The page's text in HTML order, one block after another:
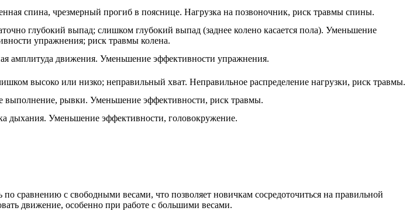
спина, чрезмерный прогиб в пояснице. Нагрузка на позвоночник, риск травмы спины.
глубокий выпад; слишком глубокий выпад (заднее колено касается пола). Уменьшение
упражнения; риск травмы колена.
амплитуда движения. Уменьшение эффективности упражнения.
высоко или низко; неправильный хват. Неправильное распределение нагрузки, риск травмы.
выполнение, рывки. Уменьшение эффективности, риск травмы.
дыхания. Уменьшение эффективности, головокружение.
сравнению с свободными весами, что позволяет новичкам сосредоточиться на правильной
движение, особенно при работе с большими весами.